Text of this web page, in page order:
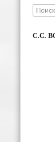
С.С.